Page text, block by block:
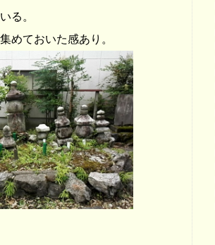
る。
めておいた感あり。